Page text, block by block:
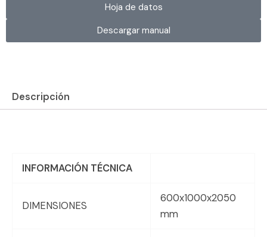
Hoja de datos
Descargar manual
Descripción
INFORMACIÓN TÉCNICA
DIMENSIONES
600x1000x2050
mm